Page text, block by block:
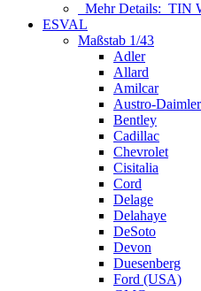
Mehr Details: TIN
ESVAL
Maßstab 1/43
Adler
Allard
Amilcar
Austro-Daimler
Bentley
Cadillac
Chevrolet
Cisitalia
Cord
Delage
Delahaye
DeSoto
Devon
Duesenberg
Ford (USA)